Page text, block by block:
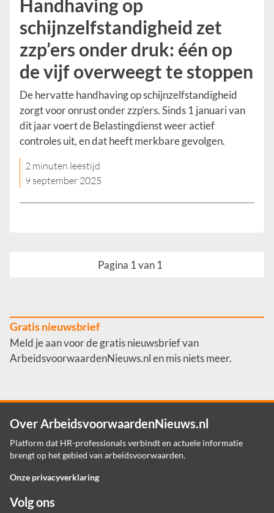
Handhaving op
schijnzelfstandigheid zet
zzp’ers onder druk: één op
de vijf overweegt te stoppen
De hervatte handhaving op schijnzelfstandigheid
zorgt voor onrust onder zzp’ers. Sinds 1 januari van
dit jaar voert de Belastingdienst weer actief
controles uit, en dat heeft merkbare gevolgen.
2 minuten leestijd
9 september 2025
Pagina 1 van 1
Gratis nieuwsbrief
Meld je aan voor de gratis nieuwsbrief van
ArbeidsvoorwaardenNieuws.nl en mis niets meer.
Over ArbeidsvoorwaardenNieuws.nl
Platform dat HR-professionals verbindt en actuele informatie
brengt op het gebied van arbeidsvoorwaarden.
Onze privacyverklaring
Volg ons